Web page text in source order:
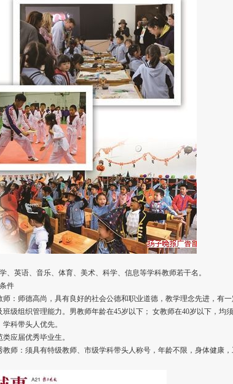
、英语、音乐、体育、美术、科学、信息等学科教师若干名。
件
师：师德高尚，具有良好的社会公德和职业道德，教学理念先进，有
班级组织管理能力。男教师年龄在45岁以下； 女教师在40岁以下，均
科带头人优先。
类应届优秀毕业生。
教师：须具有特级教师、市级学科带头人称号，年龄不限，身体健康